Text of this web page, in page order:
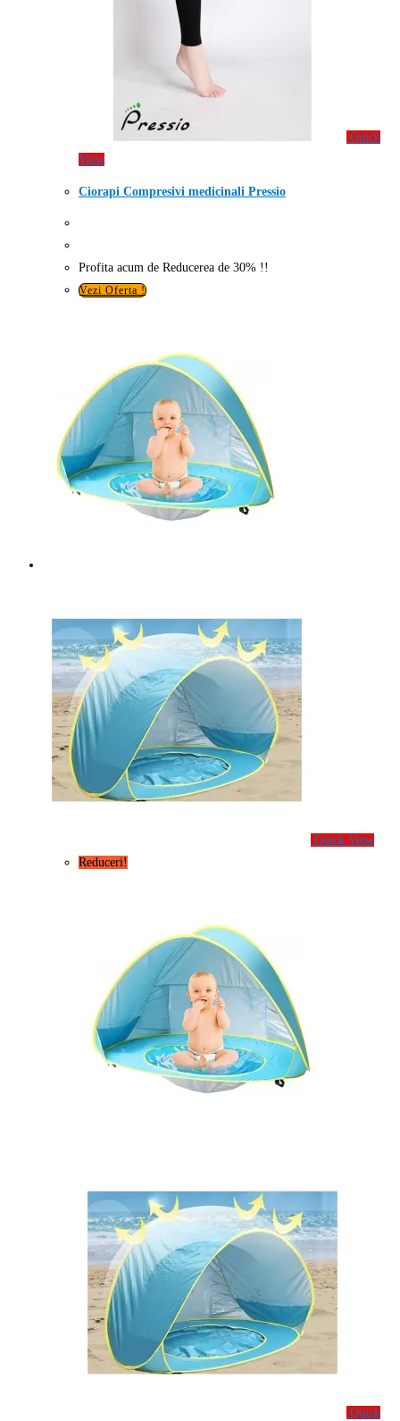
Quick
View
Ciorapi Compresivi medicinali Pressio
Profita acum de Reducerea de 30% !!
Vezi Oferta !
Quick View
Reduceri!
Quick